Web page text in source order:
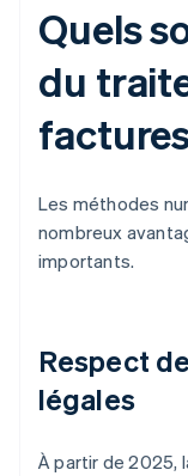
Quels
du
Les méthodes
nombreux
importants.
Respect
légales
À partir de 2025,